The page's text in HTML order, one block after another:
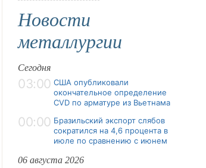
Новости
металлургии
Сегодня
03:00 США опубликовали
окончательное определение
CVD по арматуре из Вьетнама
00:00 Бразильский экспорт слябов
сократился на 4,6 процента в
июле по сравнению с июнем
06 августа 2026